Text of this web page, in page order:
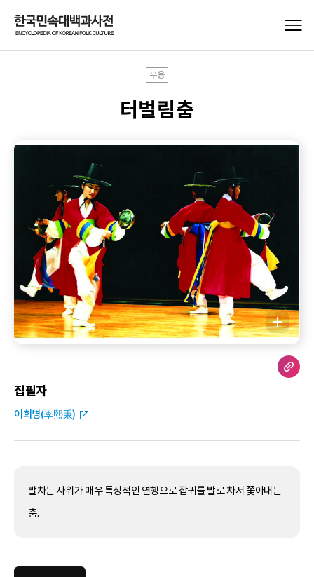
무용
터벌림춤
집필자
이희병(李熙秉)
발차는 사위가 매우 특징적인 연행으로 잡귀를 발로 차서 쫓아내는
춤.